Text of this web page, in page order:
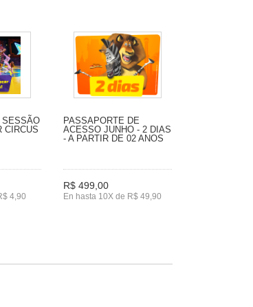
SESSÃO
CIRCUS
4,90
PASSAPORTE DE
ACESSO JUNHO - 2 DIAS
- A PARTIR DE 02 ANOS
R$ 499,00
En hasta 10X de R$ 49,90